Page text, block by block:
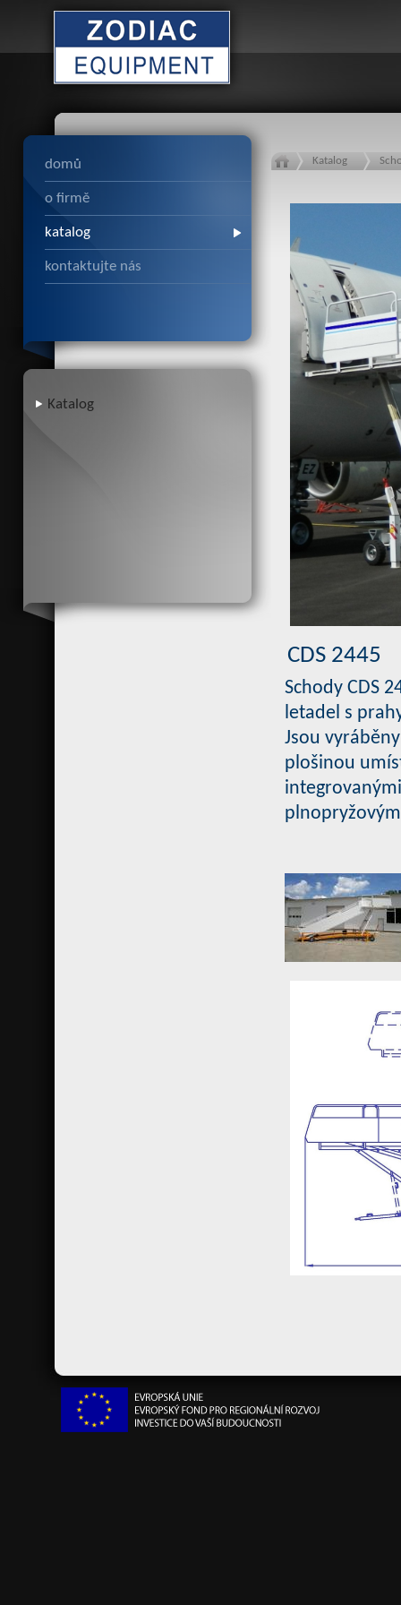
domů
o firmě
katalog
kontaktujte nás
Katalog
Katalog
CDS 2445
Schody CDS
letadel s
Jsou
plošinou